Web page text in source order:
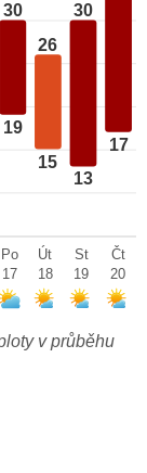
30
19
26
15
30
13
17
Po
17
Út
18
St
19
Čt
20
v průběhu